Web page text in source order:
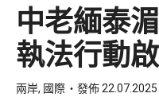
中老緬泰
執法行動
兩岸, 國際 發佈 22.07.2025